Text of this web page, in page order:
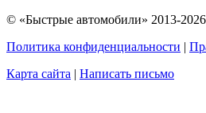
© «Быстрые автомобили» 2013-2026
Политика конфиденциальности |
Карта сайта | Написать письмо